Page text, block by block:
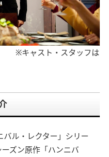
※キャスト・スタッフは
ル・レクター」シリー
ズン原作「ハンニバ